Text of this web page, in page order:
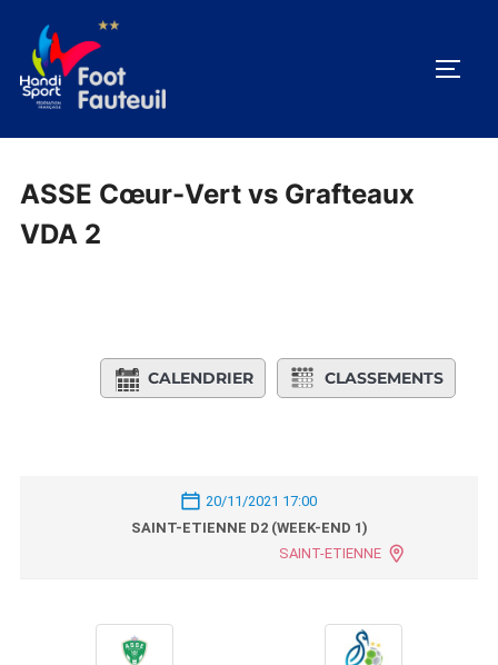
contenu
ASSE Cœur-Vert vs Grafteaux
VDA 2
CALENDRIER CLASSEMENTS
20/11/2021 17:00
SAINT-ETIENNE D2 (WEEK-END 1)
SAINT-ETIENNE